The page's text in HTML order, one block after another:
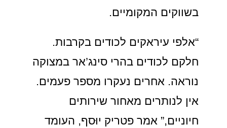
בשווקים המקומיים.
“אלפי עיראקים לכודים בקרבות.
חלקם לכודים בהרי סינג’אר במצוקה
נוראה. אחרים נעקרו מספר פעמים.
אין לנותרים מאחור שירותים
חיוניים,” אמר פטריק יוּסף, העומד